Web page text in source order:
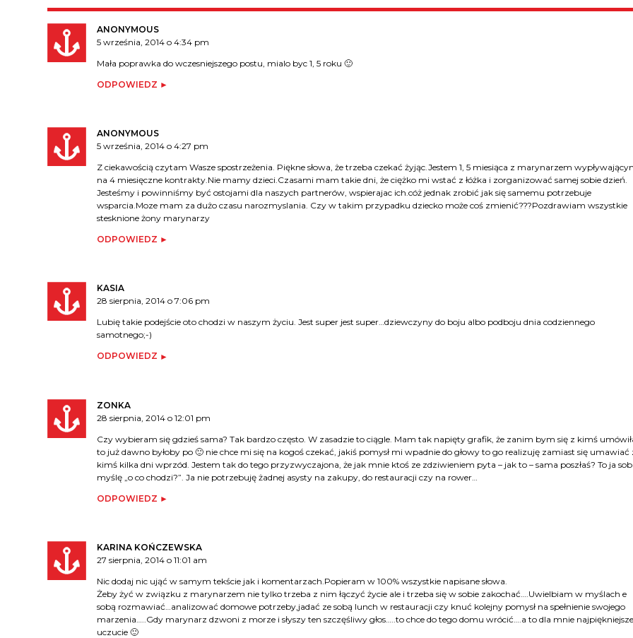
ANONYMOUS
5 września, 2014 o 4:34 pm
Mała poprawka do wczesniejszego postu, mialo byc 1, 5 roku 🙂
ODPOWIEDZ
ANONYMOUS
5 września, 2014 o 4:27 pm
Z ciekawością czytam Wasze spostrzeżenia. Piękne słowa, że trzeba czekać żyjąc.Jestem 1, 5 miesiąca z marynarzem
na 4 miesięczne kontrakty.Nie mamy dzieci.Czasami mam takie dni, że ciężko mi wstać z łóżka i zorganizować samej sobie dzień.
Jesteśmy i powinniśmy być ostojami dla naszych partnerów, wspierajac ich.cóż jednak zrobić jak się samemu potrzebuje
wsparcia.Moze mam za dużo czasu narozmyslania. Czy w takim przypadku dziecko może coś zmienić???Pozdrawiam wszystkie
stesknione żony marynarzy
ODPOWIEDZ
KASIA
28 sierpnia, 2014 o 7:06 pm
Lubię takie podejście oto chodzi w naszym życiu. Jest super jest super…dziewczyny do boju albo podboju dnia codziennego
samotnego;-)
ODPOWIEDZ
ZONKA
28 sierpnia, 2014 o 12:01 pm
Czy wybieram się gdzieś sama? Tak bardzo często. W zasadzie to ciągle. Mam tak napięty grafik, że zanim bym się z kimś
to już dawno byłoby po 🙂 nie chce mi się na kogoś czekać, jakiś pomysł mi wpadnie do głowy to go realizuję zamiast się umawiać
kimś kilka dni wprzód. Jestem tak do tego przyzwyczajona, że jak mnie ktoś ze zdziwieniem pyta – jak to – sama poszłaś? To ja
myślę „o co chodzi?”. Ja nie potrzebuję żadnej asysty na zakupy, do restauracji czy na rower…
ODPOWIEDZ
KARINA KOŃCZEWSKA
27 sierpnia, 2014 o 11:01 am
Nic dodaj nic ująć w samym tekście jak i komentarzach.Popieram w 100% wszystkie napisane słowa.
Żeby żyć w związku z marynarzem nie tylko trzeba z nim łączyć życie ale i trzeba się w sobie zakochać….Uwielbiam w myślach e
sobą rozmawiać…analizować domowe potrzeby,jadać ze sobą lunch w restauracji czy knuć kolejny pomysł na spełnienie swojego
marzenia…..Gdy marynarz dzwoni z morze i słyszy ten szczęśliwy głos…..to chce do tego domu wrócić….a to dla mnie najpiękniejsze
uczucie 🙂